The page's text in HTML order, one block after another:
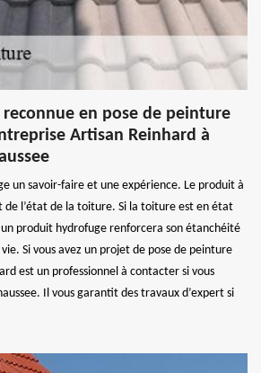
en pose de peinture
Artisan Reinhard à
un savoir-faire et une expérience. Le produit à
de l’état de la toiture. Si la toiture est en état
produit hydrofuge renforcera son étanchéité
Si vous avez un projet de pose de peinture
est un professionnel à contacter si vous
Il vous garantit des travaux d’expert si